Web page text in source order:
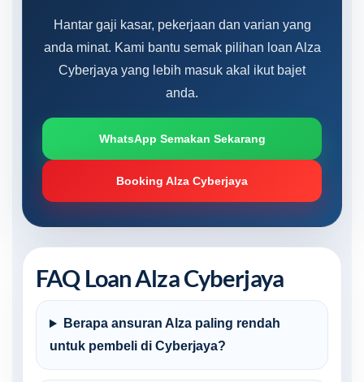
Hantar gaji kasar, pekerjaan dan varian yang
anda minat. Kami bantu semak pilihan loan Alza
Cyberjaya yang lebih masuk akal ikut bajet
anda.
WhatsApp Semakan Sekarang
Booking Alza Cyberjaya
FAQ Loan Alza Cyberjaya
Berapa ansuran Alza paling rendah
untuk pembeli di Cyberjaya?